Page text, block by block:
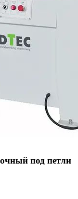
под петли